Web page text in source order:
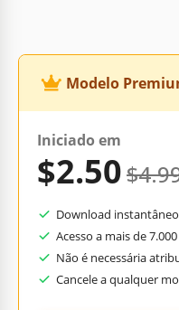
Modelo
Iniciado em
$2.50
Download
Acesso a mais de
Não é necessária
Cancele a qualquer